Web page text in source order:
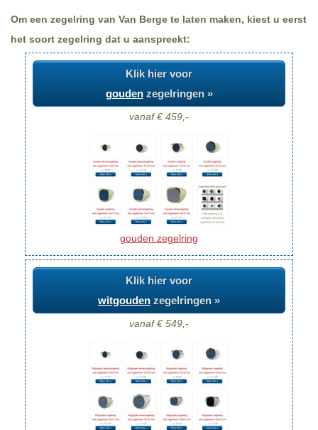
Om een zegelring van Van Berge te laten maken, kiest u eerst
het soort zegelring dat u aanspreekt:
Klik hier voor
goudenzegelringen »
vanaf € 459,-
gouden zegelring
Klik hier voor
witgouden zegelringen »
vanaf € 549,-